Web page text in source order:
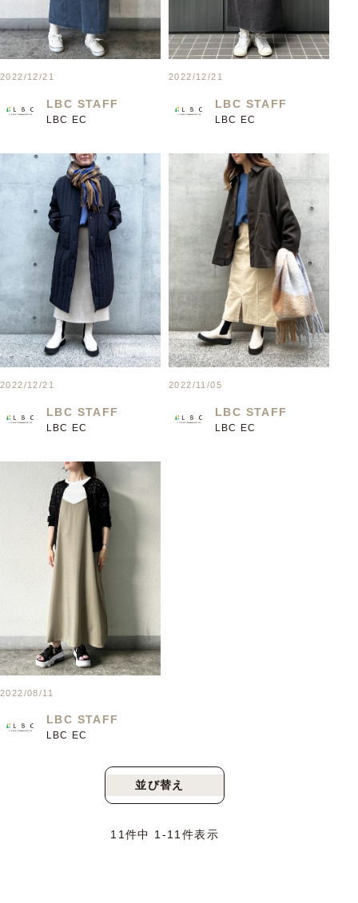
2022/12/21
LBC STAFF
LBC EC
2022/12/21
LBC STAFF
LBC EC
2022/12/21
LBC STAFF
LBC EC
2022/11/05
LBC STAFF
LBC EC
2022/08/11
LBC STAFF
LBC EC
並び替え
11 件中 1 -11 件表示